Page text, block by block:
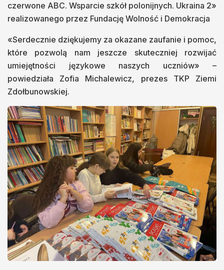
czerwone ABC. Wsparcie szkół polonijnych. Ukraina 2»
realizowanego przez Fundację Wolność i Demokracja
«Serdecznie dziękujemy za okazane zaufanie i pomoc,
które pozwolą nam jeszcze skuteczniej rozwijać
umiejętności językowe naszych uczniów» –
powiedziała Zofia Michalewicz, prezes TKP Ziemi
Zdołbunowskiej.